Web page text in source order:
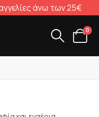
άνω των 25€
0